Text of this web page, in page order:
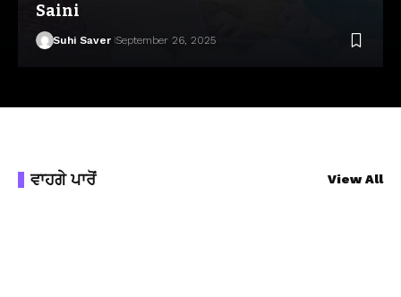
Saini
Suhi Saver September 26, 2025
ਵਾਹਗੇ ਪਾਰੋਂ View All